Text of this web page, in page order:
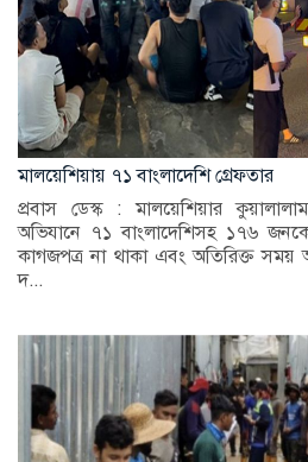
মালয়েশিয়ায় ৭১ বাংলাদেশি গ্রেফতার
প্রবাস ডেস্ক : মালয়েশিয়ার
অভিযানে ৭১ বাংলাদেশিসহ ১৭৬
কাগজপত্র না থাকা এবং অতিরিক্ত সময়
দ...